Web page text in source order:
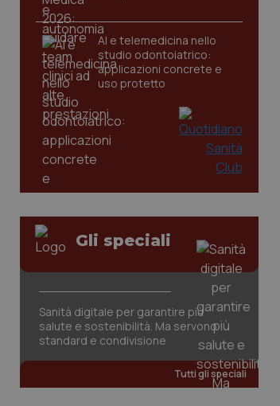
AI e telemedicina nello
studio odontoiatrico:
applicazioni concrete e
uso protetto
Gli speciali
Sanità digitale per garantire più
salute e sostenibilità. Ma servono
standard e condivisione
Tutti gli speciali